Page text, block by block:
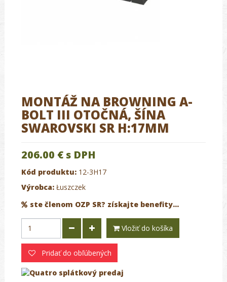
MONTÁŽ NA BROWNING A-
BOLT III OTOČNÁ, ŠÍNA
SWAROVSKI SR H:17MM
206.00 € s DPH
Kód produktu: 12-3H17
Výrobca: Łuszczek
ste členom OZP SR? získajte benefity...
Vložiť do košíka
Pridať do obľúbených